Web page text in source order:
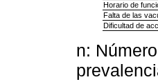
Horario de
Falta de las
Dificultad de
n: